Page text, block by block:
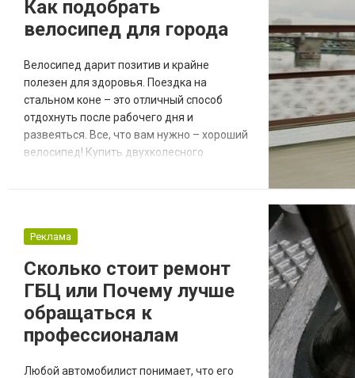
света LED отличается высокими показате...
Как подобрать
велосипед для города
Велосипед дарит позитив и крайне
полезен для здоровья. Поездка на
стальном коне – это отличный способ
отдохнуть после рабочего дня и
развеяться. Все, что вам нужно – хороший
велосипед! Купить двухколесного
подходящей модели, которую они были бы
приобретенные с рук, часто имеют не с...
Реклама
Сколько стоит ремонт
ГБЦ или Почему лучше
обращаться к
профессионалам
Любой автомобилист понимает, что его